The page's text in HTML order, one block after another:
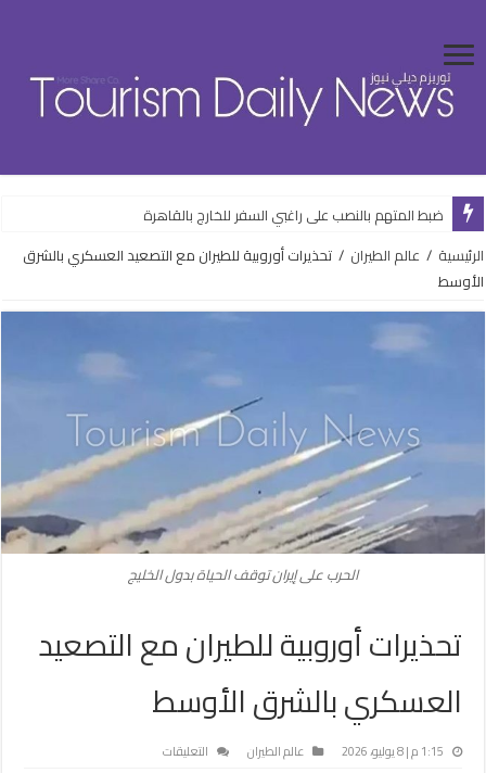
ضبط المتهم بالنصب على راغبي السفر للخارج بالقاهرة
الرئيسية / عالم الطيران / تحذيرات أوروبية للطيران مع التصعيد العسكري بالشرق
الأوسط
الحرب على إيران توقف الحياة بدول الخليج
تحذيرات أوروبية للطيران مع التصعيد
العسكري بالشرق الأوسط
1:15 م | 8 يوليو، 2026 عالم الطيران التعليقات